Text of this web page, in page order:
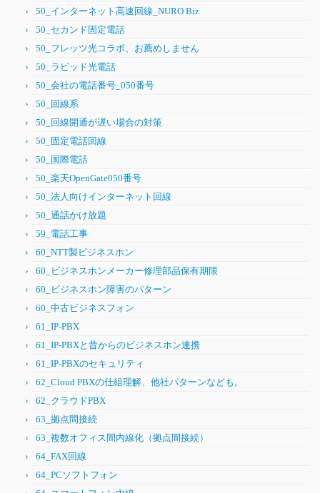
50_インターネット高速回線_NURO Biz
50_セカンド固定電話
50_フレッツ光コラボ、お薦めしません
50_ラピッド光電話
50_会社の電話番号_050番号
50_回線系
50_回線開通が遅い場合の対策
50_固定電話回線
50_国際電話
50_楽天OpenGate050番号
50_法人向けインターネット回線
50_通話かけ放題
59_電話工事
60_NTT製ビジネスホン
60_ビジネスホンメーカー修理部品保有期限
60_ビジネスホン障害のパターン
60_中古ビジネスフォン
61_IP-PBX
61_IP-PBXと昔からのビジネスホン連携
61_IP-PBXのセキュリティ
62_Cloud PBXの仕組理解、他社パターンなども。
62_クラウドPBX
63_拠点間接続
63_複数オフィス間内線化（拠点間接続）
64_FAX回線
64_PCソフトフォン